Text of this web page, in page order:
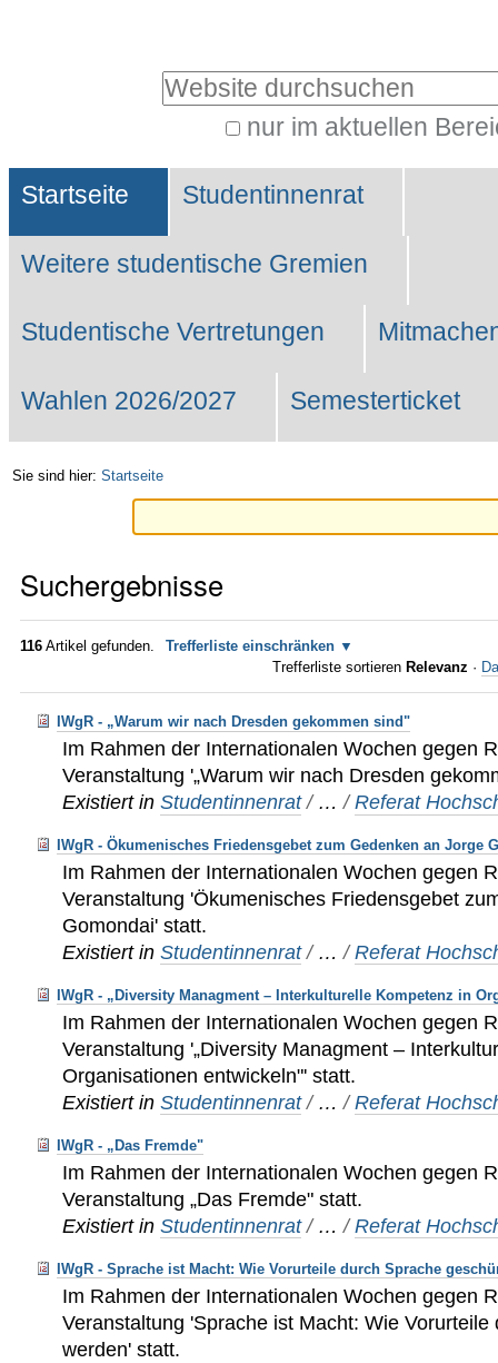
Website durchsuchen
nur im aktuellen
Suche…
Sektionen
Startseite Studentinnenrat
Weitere studentische Gremien
Studentische Vertretungen
Wahlen 2026/2027 Semesterticket
Sie sind hier: Startseite
Suchergebnisse
116 Artikel gefunden.
Trefferliste einschränken
Trefferliste sortieren Relevanz ·
IWgR - „Warum wir nach Dresden gekommen sind"
Im Rahmen der Internationalen Wochen gegen
Veranstaltung '„Warum wir nach Dresden
Existiert in Studentinnenrat / …/Referat
IWgR - Ökumenisches Friedensgebet zum Gedenken an Jorge
Im Rahmen der Internationalen Wochen gegen
Veranstaltung 'Ökumenisches Friedensgebet
Gomondai' statt.
Existiert in Studentinnenrat / …/Referat
IWgR - „Diversity Managment – Interkulturelle Kompetenz in
Im Rahmen der Internationalen Wochen gegen
Veranstaltung '„Diversity Managment –
Organisationen entwickeln"' statt.
Existiert in Studentinnenrat / …/Referat
IWgR - „Das Fremde"
Im Rahmen der Internationalen Wochen gegen
Veranstaltung „Das Fremde" statt.
Existiert in Studentinnenrat / …/Referat
IWgR - Sprache ist Macht: Wie Vorurteile durch Sprache
Im Rahmen der Internationalen Wochen gegen
Veranstaltung 'Sprache ist Macht: Wie
werden' statt.